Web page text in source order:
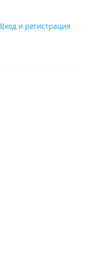
Вход и регистрация